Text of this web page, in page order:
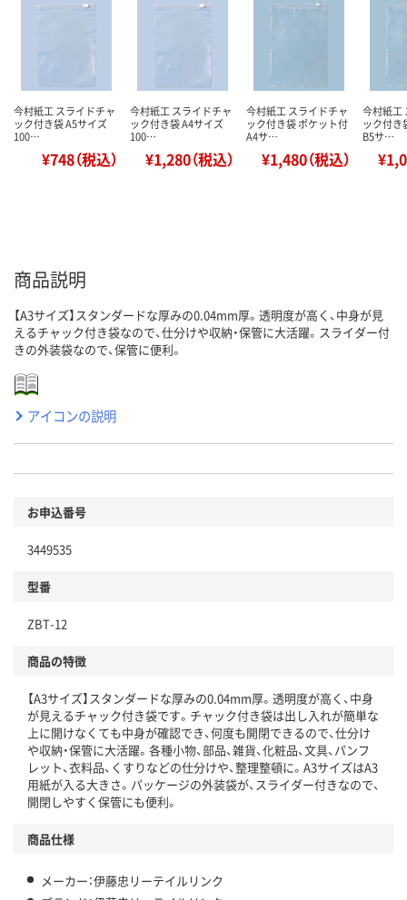
今村紙工 スライドチャ
ック付き袋 A5サイズ
100…
¥748（税込）
今村紙工 スライドチャ
ック付き袋 A4サイズ
100…
¥1,280（税込）
今村紙工 スライドチャ
ック付き袋 ポケット付
A4サ…
¥1,480（税込）
今村紙工
ック付き
B5サ…
商品説明
【A3サイズ】スタンダードな厚みの0.04mm厚。透明度が高く、中身が見
えるチャック付き袋なので、仕分けや収納・保管に大活躍。スライダー付
きの外装袋なので、保管に便利。
アイコンの説明
お申込番号
3449535
型番
ZBT-12
商品の特徴
【A3サイズ】スタンダードな厚みの0.04mm厚。透明度が高く、中身
が見えるチャック付き袋です。チャック付き袋は出し入れが簡単な
上に開けなくても中身が確認でき、何度も開閉できるので、仕分け
や収納・保管に大活躍。各種小物、部品、雑貨、化粧品、文具、パンフ
レット、衣料品、くすりなどの仕分けや、整理整頓に。A3サイズはA3
用紙が入る大きさ。パッケージの外装袋が、スライダー付きなので、
開閉しやすく保管にも便利。
商品仕様
メーカー：伊藤忠リーテイルリンク